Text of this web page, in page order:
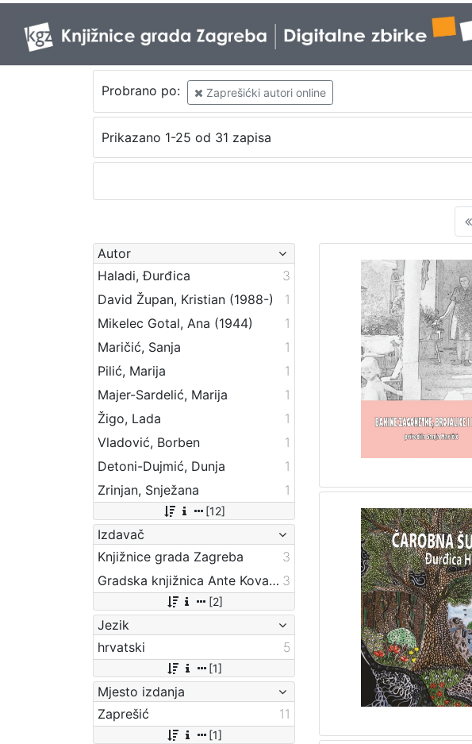
Probrano po: Zaprešićki autori online
Prikazano 1-25 od 31 zapisa
Autor
Haladi, Đurđica
3
David Župan, Kristian (1988-)
1
Mikelec Gotal, Ana (1944)
1
Maričić, Sanja
1
Pilić, Marija
1
Majer-Sardelić, Marija
1
Žigo, Lada
1
Vladović, Borben
1
Detoni-Dujmić, Dunja
1
Zrinjan, Snježana
1
[12]
Izdavač
Knjižnice grada Zagreba
3
Gradska knjižnica Ante Kovačića 3
[2]
Jezik
hrvatski
5
[1]
Mjesto izdanja
Zaprešić
11
[1]